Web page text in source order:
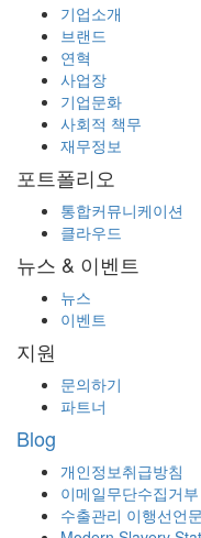
기업소개
브랜드
연혁
사업장
기업문화
사회적 책무
재무정보
포트폴리오
통합커뮤니케이션
클라우드
뉴스 & 이벤트
뉴스
이벤트
지원
문의하기
파트너
Blog
개인정보취급방침
이메일무단수집거부
수출관리 이행선언문